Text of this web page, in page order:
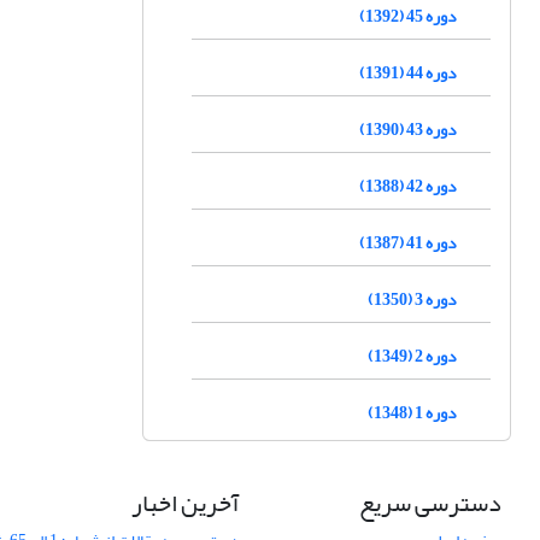
دوره 45 (1392)
دوره 44 (1391)
دوره 43 (1390)
دوره 42 (1388)
دوره 41 (1387)
دوره 3 (1350)
دوره 2 (1349)
دوره 1 (1348)
دسترسی سریع آخرین اخبار